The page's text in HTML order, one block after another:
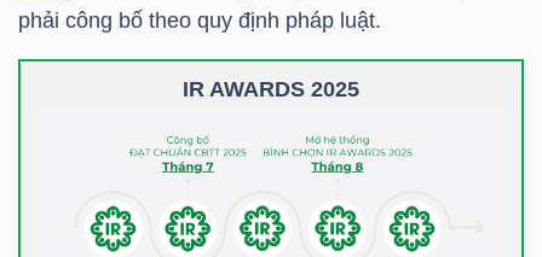
phải công bố theo quy định pháp luật.
IR AWARDS 2025
PHIẾU